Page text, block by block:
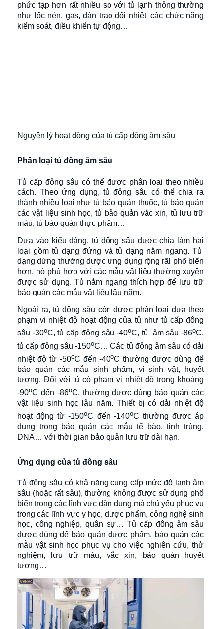
phức tạp hơn rất nhiều so với tủ lạnh thông thường
như lốc nén, gas, dàn trao đổi nhiệt, các chức năng
kiểm soát, điều khiển tự động…
Nguyên lý hoạt động của tủ cấp đông âm sâu
Phân loại tủ đông âm sâu
Tủ cấp đông sâu có thể được phân loại theo nhiều
cách. Theo ứng dụng, tủ đông sâu có thể chia ra
thành nhiều loại như tủ bảo quản thuốc, tủ bảo quản
các vật liệu sinh học, tủ bảo quản vắc xin, tủ lưu trữ
máu, tủ bảo quản thực phẩm…
Dựa vào kiểu dáng, tủ đông sâu được chia làm hai
loại gồm tủ dạng đứng và tủ dạng nằm ngang. Tủ
dạng đứng thường được ứng dụng rộng rãi phổ biến
hơn, nó phù hợp với các mẫu vật liệu thường xuyên
được sử dụng. Tủ nằm ngang thích hợp để lưu trữ
bảo quản các mẫu vật liệu lâu năm.
Ngoài ra, tủ đông sâu còn được phân loại dựa theo
phạm vi nhiệt độ hoạt động của tủ như tủ cấp đông
sâu -30oC, tủ cấp đông sâu -40oC, tủ âm sâu -86oC,
tủ cấp đông sâu -150oC… Các tủ đông âm sâu có dải
nhiệt độ từ -50oC đến -40oC thường được dùng để
bảo quản các mẫu sinh phẩm, vi sinh vật, huyết
tương. Đối với tủ có phạm vi nhiệt độ trong khoảng
-90oC đến -86oC, thường được dùng bảo quản các
vật liệu sinh học lâu năm. Thiết bị có dải nhiệt độ
hoạt động từ -150oC đến -140oC thường được áp
dụng trong bảo quản các mẫu tế bào, tinh trùng,
DNA… với thời gian bảo quản lưu trữ dài hạn.
Ứng dụng của tủ đông sâu
Tủ đông sâu có khả năng cung cấp mức độ lạnh âm
sâu (hoặc rất sâu), thường không được sử dụng phổ
biến trong các lĩnh vực dân dụng mà chủ yếu phục vụ
trong các lĩnh vực y học, dược phẩm, công nghệ sinh
học, công nghiệp, quân sự… Tủ cấp đông âm sâu
được dùng để bảo quản dược phẩm, bảo quản các
mẫu vật sinh học phục vụ cho việc nghiên cứu, thử
nghiệm, lưu trữ máu, vắc xin, bảo quản huyết
tương…